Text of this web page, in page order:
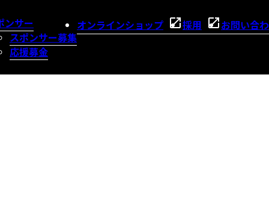
ンサー
スポンサー募集
応援募金
オンラインショップ 採用 お問い合